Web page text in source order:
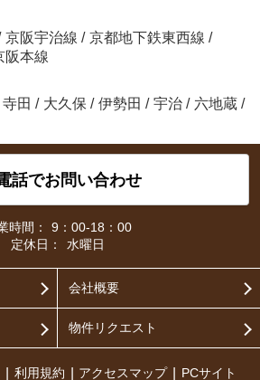
京阪宇治線 / 京都地下鉄東西線 /
阪本線
寺田 / 大久保 / 伊勢田 / 宇治 / 六地蔵 /
話でお問い合わせ
時間：
9：00-18：00
定休日：
水曜日
会社概要
物件リクエスト
利用規約 アクセスマップ PCサイト